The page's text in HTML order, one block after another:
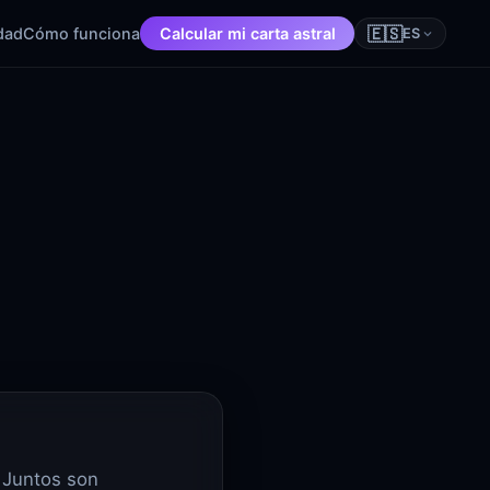
Cómo funciona Calcular mi carta astral 🇪🇸ES
son